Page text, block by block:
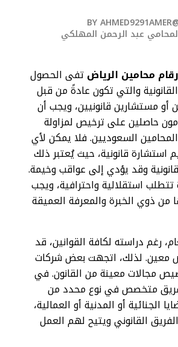
BY
عبد الرحمن المهلكي
محامين الرياض تفى الحصول
والتي تكون عادةً من قبل
مستشارين قانونيين، ويجب أن
حاصلين على ترخيص لمزاولة
السعوديين. فلا يمكن لأي
قانونية، حيث يُعتبر ذلك
وقد يؤدي إلى عواقب وخيمة.
استقلالية واحترافية، ويجب
من ذوي الخبرة والمعرفة العميقة
رغم دراسته لكافة القوانين، قد
لذلك، اتجهت بعض شركات
مجالات معينة من القانون. في
متخصص في نوع محدد من
الجنائية أو المدنية أو العمالية،
القانوني ويتيح لهم العمل